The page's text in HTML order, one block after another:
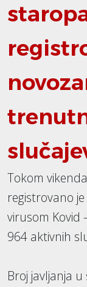
Tokom
registrovano
virusom Kovid
964 aktivnih
Broj javljanja